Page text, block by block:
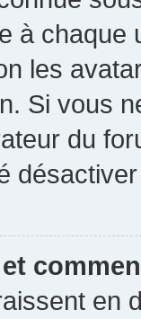
à chaque
les
Si vous
du
en